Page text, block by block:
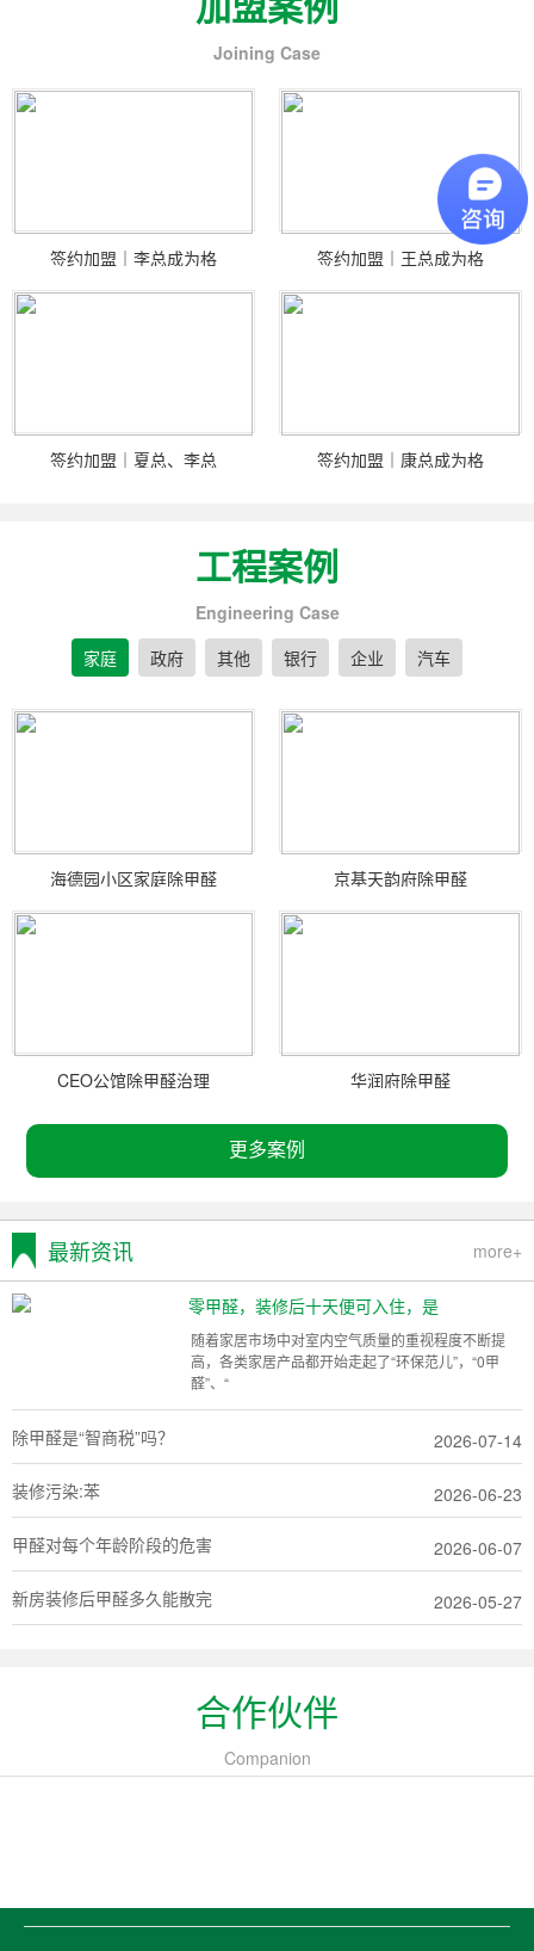
Joining Case
签约加盟｜李总成为格 签约加盟｜王总成为格
签约加盟｜夏总、李总 签约加盟｜康总成为格
工程案例
Engineering Case
家庭
政府 其他 银行 企业 汽车
海德园小区家庭除甲醛 京基天韵府除甲醛
CEO公馆除甲醛治理 华润府除甲醛
更多案例
最新资讯 more+
零甲醛，装修后十天便可入住，是
随着家居市场中对室内空气质量的重视程度不断提
高，各类家居产品都开始走起了“环保范儿”，“0甲
醛”、“
除甲醛是“智商税”吗？ 2026-07-14
装修污染:苯 2026-06-23
甲醛对每个年龄阶段的危害 2026-06-07
新房装修后甲醛多久能散完 2026-05-27
合作伙伴
Companion